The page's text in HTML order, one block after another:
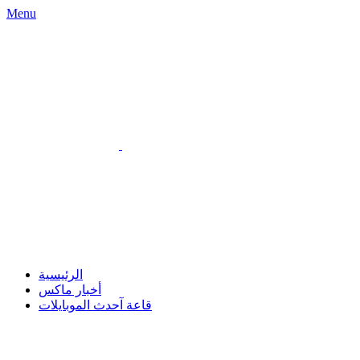
Menu
الرئيسية
أخبار ماكس
قاعة آحدث الموبايلات